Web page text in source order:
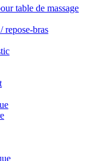
table de massage
repose-bras